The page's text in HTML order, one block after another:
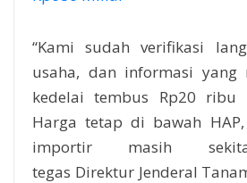
“Kami sudah verifikasi
usaha, dan informasi yang
kedelai tembus Rp20
Harga tetap di bawah
importir masih
tegas Direktur Jenderal